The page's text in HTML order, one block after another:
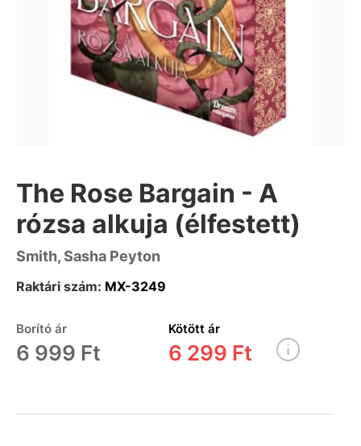
The Rose Bargain - A
rózsa alkuja (élfestett)
Smith, Sasha Peyton
Raktári szám: MX-3249
Borító ár
6 999 Ft
Kötött ár
6 299 Ft